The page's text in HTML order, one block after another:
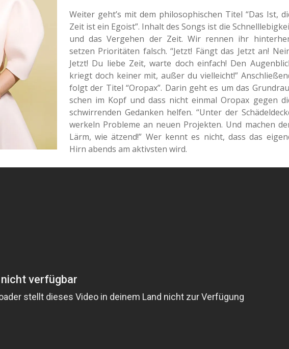
Weiter geht’s mit dem phi­lo­so­phi­schen Titel “Das Ist,
Zeit ist ein Egoist”. Inhalt des Songs ist die
und das Ver­ge­hen der Zeit. Wir rennen ihr
setzen Prio­ri­tä­ten falsch. “Jetzt! Fängt das Jetzt an!
Jetzt! Du liebe Zeit, warte doch ein­fach! Den
kriegt doch keiner mit, außer du viel­leicht!”
folgt der Titel “Oropax”. Darin geht es um das
schen im Kopf und dass nicht einmal Oropax gegen
schwir­ren­den Gedan­ken helfen. “Unter der
wer­keln Pro­ble­me an neuen Pro­jek­ten. Und machen
Lärm, wie ätzend!” Wer kennt es nicht, dass das
Hirn abends am aktivs­ten wird.